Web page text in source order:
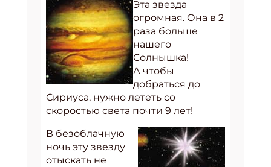
Эта звезда
огромная. Она в 2
раза больше
нашего
Солнышка!
А чтобы
добраться до
Сириуса, нужно лететь со
скоростью света почти 9 лет!
В безоблачную
ночь эту звезду
отыскать не